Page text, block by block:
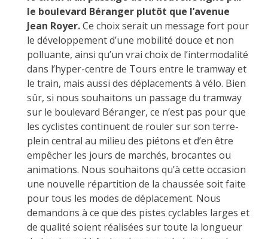
le boulevard Béranger plutôt que l’avenue
Jean Royer.Ce choix serait un message fort pour
le développement d’une mobilité douce et non
polluante, ainsi qu’un vrai choix de l’intermodalité
dans l’hyper-centre de Tours entre le tramway et
le train, mais aussi des déplacements à vélo. Bien
sûr, si nous souhaitons un passage du tramway
sur le boulevard Béranger, ce n’est pas pour que
les cyclistes continuent de rouler sur son terre-
plein central au milieu des piétons et d’en être
empêcher les jours de marchés, brocantes ou
animations. Nous souhaitons qu’à cette occasion
une nouvelle répartition de la chaussée soit faite
pour tous les modes de déplacement. Nous
demandons à ce que des pistes cyclables larges et
de qualité soient réalisées sur toute la longueur